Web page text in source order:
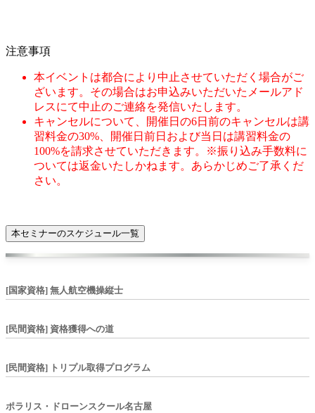
注意事項
本イベントは都合により中止させていただく場合がご
ざいます。その場合はお申込みいただいたメールアド
レスにて中止のご連絡を発信いたします。
キャンセルについて、開催日の6日前のキャンセルは講
習料金の30%、開催日前日および当日は講習料金の
100%を請求させていただきます。※振り込み手数料に
ついては返金いたしかねます。あらかじめご了承くだ
さい。
本セミナーのスケジュール一覧
[国家資格] 無人航空機操縦士
[民間資格] 資格獲得への道
[民間資格] トリプル取得プログラム
ポラリス・ドローンスクール名古屋